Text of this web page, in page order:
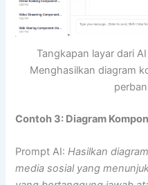
Tangkapan layar dari
Menghasilkan diagram
Contoh 3: Diagram
Prompt AI:Hasilkan
media sosial yang